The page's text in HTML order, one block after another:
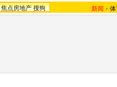
焦点房地产 搜狗 新闻 -